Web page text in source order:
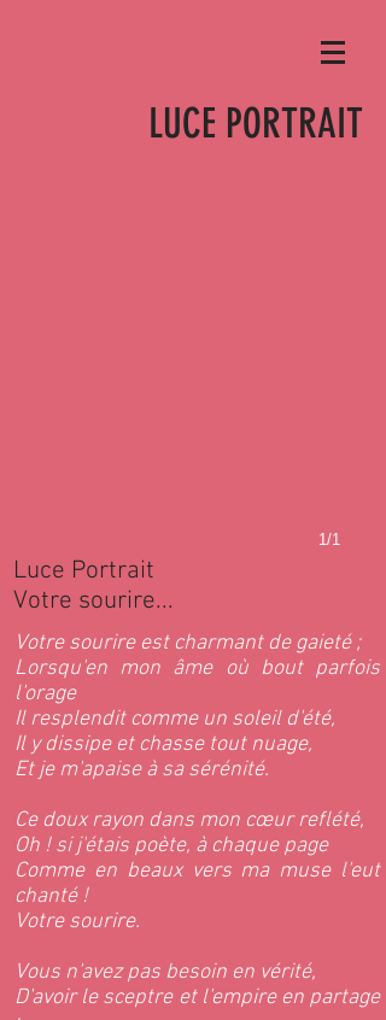
LUCE PORTRAIT
1/1
Luce Portrait
Votre sourire...
Votre sourire est charmant de gaieté ;
Lorsqu'en mon âme où bout parfois
l'orage
Il resplendit comme un soleil d'été,
Il y dissipe et chasse tout nuage,
Et je m'apaise à sa sérénité.
Ce doux rayon dans mon cœur reflété,
Oh ! si j'étais poète, à chaque page
Comme en beaux vers ma muse l'eut
chanté !
Votre sourire.
Vous n'avez pas besoin en vérité,
D'avoir le sceptre et l'empire en partage